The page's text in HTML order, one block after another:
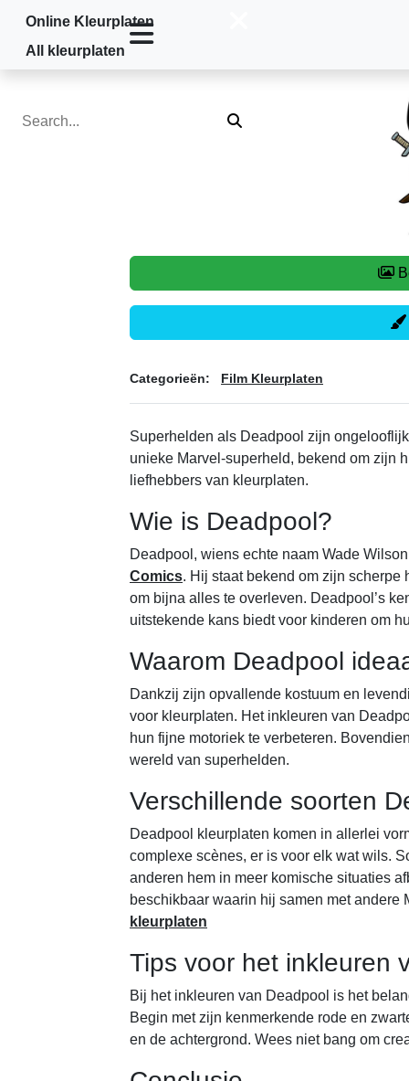
Online Kleurplaten
All kleurplaten
Home
Categorieën: Film Kleurplaten
Superhelden als Deadpool zijn
unieke Marvel-superheld, bekend om zijn
liefhebbers van kleurplaten.
Wie is Deadpool?
Deadpool, wiens echte naam Wade
Comics. Hij staat bekend om zijn
om bijna alles te overleven. Deadpool’s
uitstekende kans biedt voor kinderen om
Waarom Deadpool
Dankzij zijn opvallende kostuum en
voor kleurplaten. Het inkleuren van
hun fijne motoriek te verbeteren.
wereld van superhelden.
Verschillende soorten
Deadpool kleurplaten komen in allerlei
complexe scènes, er is voor elk wat wils.
anderen hem in meer komische situaties
beschikbaar waarin hij samen met
kleurplaten
Tips voor het inkleuren
Bij het inkleuren van Deadpool is het
Begin met zijn kenmerkende rode en
en de achtergrond. Wees niet bang om